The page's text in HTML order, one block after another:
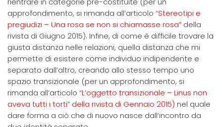
approfondimento, si rimanda all’articolo “Stereotipi e
pregiudizi – Una rosa se non si chiamasse rosa” della
rivista di Giugno 2015). Infine, di come è difficile trovare la
giusta distanza nelle relazioni, quella distanza che mi
permette di esistere come individuo indipendente e
separato dall’altro, creando allo stesso tempo uno
spazio transizionale (per un approfondimento, si
rimanda all’articolo “L’oggetto transizionale – Linus non
aveva tutti i torti” della rivista di Gennaio 2015) nel quale
dare forma a ciò che di nuovo nasce dall’incontro da